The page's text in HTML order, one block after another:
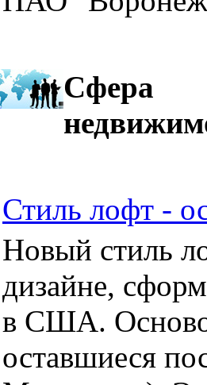
Сфера
Стиль лофт -
Новый стиль
дизайне,
в США.
оставшиеся